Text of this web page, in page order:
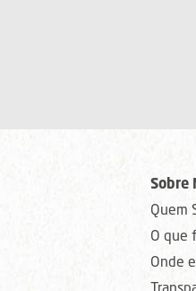
Sobre
Quem
O que
Onde